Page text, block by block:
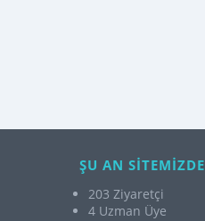
ŞU AN SİTEMİZDE
203 Ziyaretçi
4 Uzman Üye